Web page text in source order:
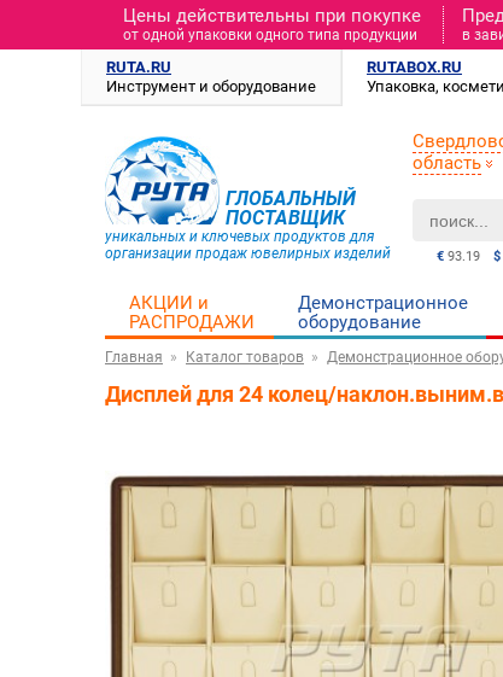
Цены действительны при покупке
от одной упаковки одного типа продукции в
RUTA.RU
Инструмент и оборудование
RUTABOX.RU
Упаковка,
ГЛОБАЛЬНЫЙ
ПОСТАВЩИК
уникальных и ключевых продуктов для
организации продаж ювелирных изделий
€ 93.19 $
область
АКЦИИ и
РАСПРОДАЖИ
Демонстрационное
оборудование
Главная Каталог товаров Демонстрационное
Дисплей для 24 колец/